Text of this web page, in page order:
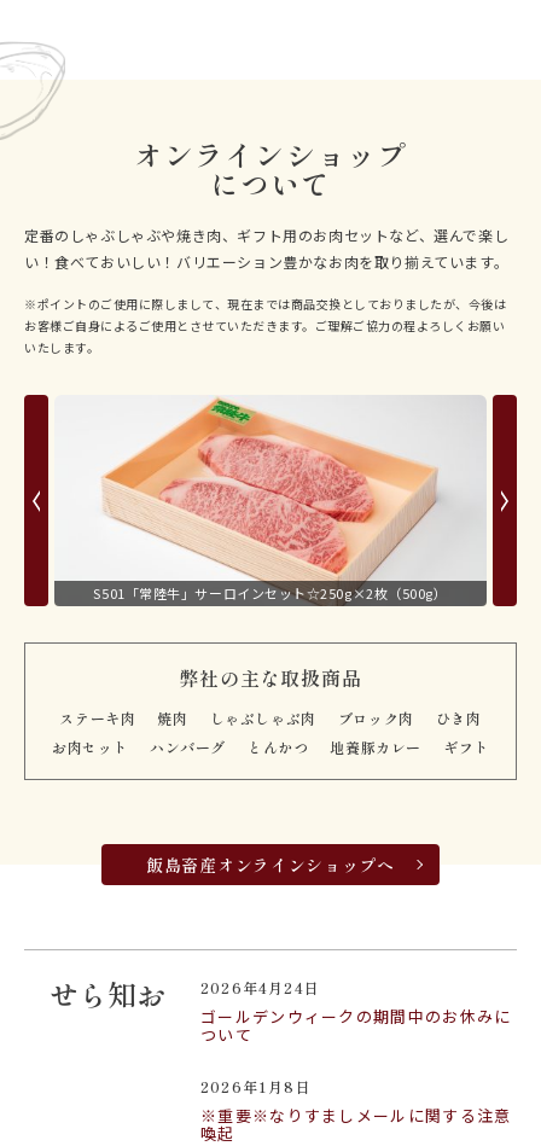
オンラインショップ
について
定番のしゃぶしゃぶや焼き肉、ギフト用のお肉セットなど、選んで楽し
い！食べておいしい！バリエーション豊かなお肉を取り揃えています。
※ポイントのご使用に際しまして、現在までは商品交換としておりましたが、今後は
お客様ご自身によるご使用とさせていただきます。ご理解ご協力の程よろしくお願い
いたします。
S501「常陸牛」サーロインセット☆250g×2枚（500g）
弊社の主な取扱商品
ステーキ肉 焼肉 しゃぶしゃぶ肉 ブロック肉
ひき肉
お肉セット
ハンバーグ とんかつ 地養豚カレー ギフト
飯島畜産オンラインショップへ
お知らせ 2026年4月24日
ゴールデンウィークの期間中のお休みに
ついて
2026年1月8日
※重要※なりすましメールに関する注意
喚起